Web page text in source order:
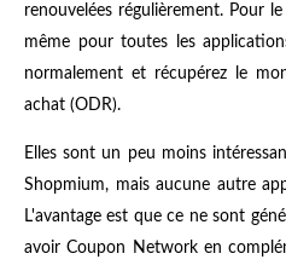
renouvelées régulièrement. Pour
même pour toutes les
normalement et récupérez le
achat (ODR).
Elles sont un peu moins
Shopmium, mais aucune autre
L'avantage est que ce ne sont
avoir Coupon Network en